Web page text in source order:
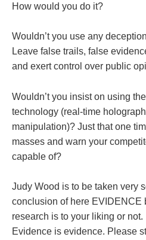
How would you do it?
Wouldn’t you use any
Leave false trails, false
and exert control over public
Wouldn’t you insist on using
technology (real-time
manipulation)? Just that one
masses and warn your
capable of?
Judy Wood is to be taken very
conclusion of here EVIDENCE
research is to your liking or not.
Evidence is evidence. Please